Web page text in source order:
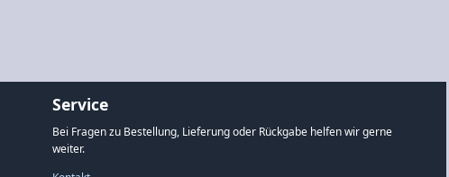
Service
Bei Fragen zu Bestellung, Lieferung oder Rückgabe helfen wir gerne
weiter.